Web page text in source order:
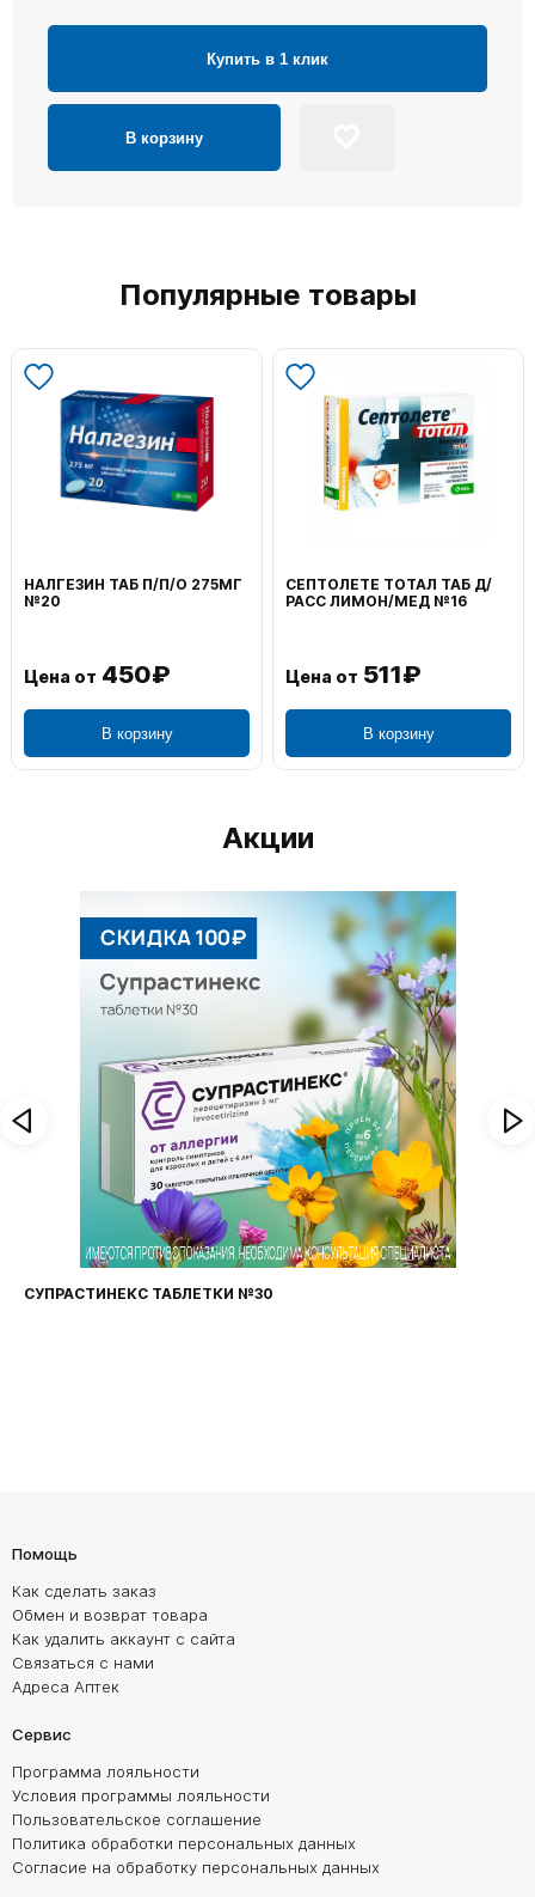
Купить в 1 клик
В корзину
Популярные товары
ВОЛЬТАРЕН ЭМУЛЬГЕЛЬ
НАРУЖ 2% 100Г
Цена от 1 195₽
В корзину
ФЕНИСТИЛ ГЕЛЬ НАРУЖ
0,1% 50Г
Цена от 804₽
В корзину
Акции
ФАРИНГОСЕПТ ТАБЛЕТКИ №20
Помощь
Как сделать заказ
Обмен и возврат товара
Как удалить аккаунт с сайта
Связаться с нами
Адреса Аптек
Сервис
Программа лояльности
Условия программы лояльности
Пользовательское соглашение
Политика обработки персональных данных
Согласие на обработку персональных данных